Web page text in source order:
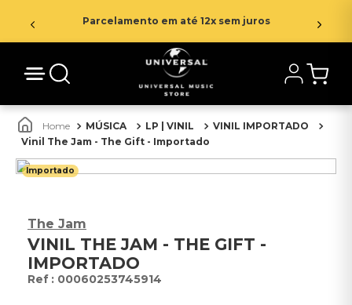
Parcelamento em até 12x sem juros
MÚSICA LP | VINIL
VINIL IMPORTADO
Vinil The Jam - The Gift - Importado
Importado
The Jam
VINIL THE JAM - THE GIFT -
IMPORTADO
: 00060253745914